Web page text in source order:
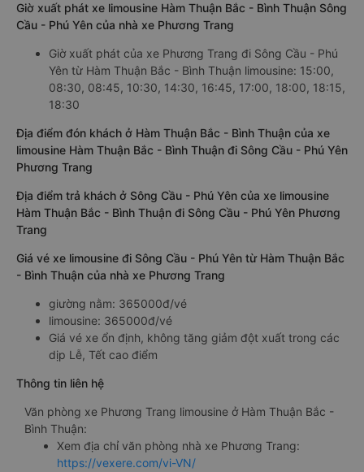
Giờ xuất phát xe limousine Hàm Thuận Bắc - Bình Thuận Sông
Cầu - Phú Yên của nhà xe Phương Trang
Giờ xuất phát của xe Phương Trang đi Sông Cầu - Phú
Yên từ Hàm Thuận Bắc - Bình Thuận limousine: 15:00,
08:30, 08:45, 10:30, 14:30, 16:45, 17:00, 18:00, 18:15,
18:30
Địa điểm đón khách ở Hàm Thuận Bắc - Bình Thuận của xe
limousine Hàm Thuận Bắc - Bình Thuận đi Sông Cầu - Phú Yên
Phương Trang
Địa điểm trả khách ở Sông Cầu - Phú Yên của xe limousine
Hàm Thuận Bắc - Bình Thuận đi Sông Cầu - Phú Yên Phương
Trang
Giá vé xe limousine đi Sông Cầu - Phú Yên từ Hàm Thuận Bắc
- Bình Thuận của nhà xe Phương Trang
giường nằm: 365000đ/vé
limousine: 365000đ/vé
Giá vé xe ổn định, không tăng giảm đột xuất trong các
dịp Lễ, Tết cao điểm
Thông tin liên hệ
Văn phòng xe Phương Trang limousine ở Hàm Thuận Bắc -
Bình Thuận:
Xem địa chỉ văn phòng nhà xe Phương Trang:
https://vexere.com/vi-VN/